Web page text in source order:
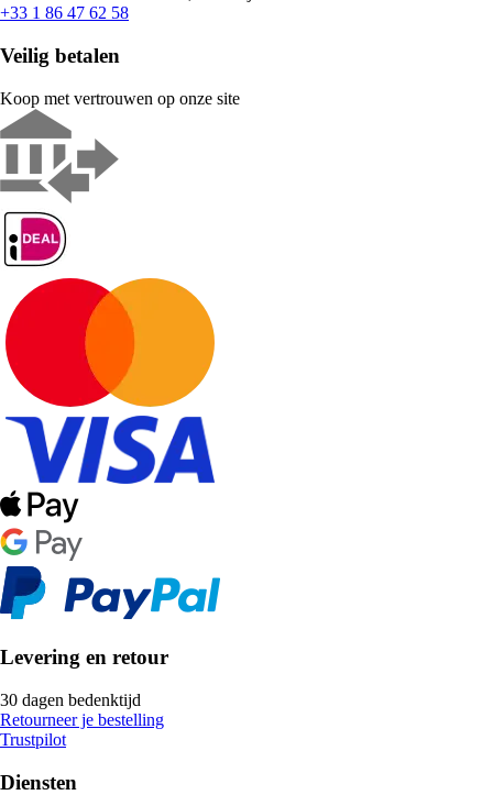
+33 1 86 47 62 58
Veilig betalen
Koop met vertrouwen op onze site
Levering en retour
30 dagen bedenktijd
Retourneer je bestelling
Trustpilot
Diensten